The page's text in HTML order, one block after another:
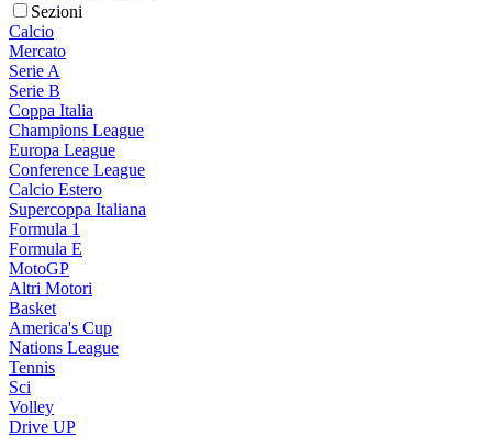
Sezioni
Calcio
Mercato
Serie A
Serie B
Coppa Italia
Champions League
Europa League
Conference League
Calcio Estero
Supercoppa Italiana
Formula 1
Formula E
MotoGP
Altri Motori
Basket
America's Cup
Nations League
Tennis
Sci
Volley
Drive UP